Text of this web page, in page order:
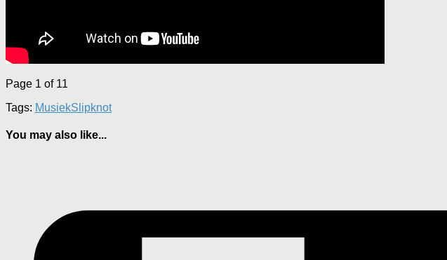
Page 1 of 11
Tags: MusiekSlipknot
You may also like...